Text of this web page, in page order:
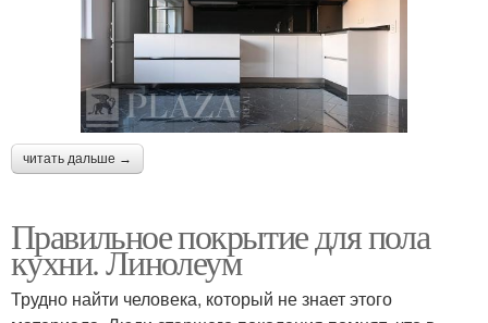
читать дальше →
Правильное покрытие для пола
кухни. Линолеум
Трудно найти человека, который не знает этого